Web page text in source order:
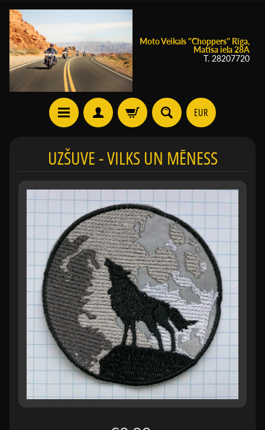
Moto Veikals ''Choppers'' Rīga,
Matīsa iela 28A
T. 28207720
EUR
UZŠUVE - VILKS UN MĒNESS